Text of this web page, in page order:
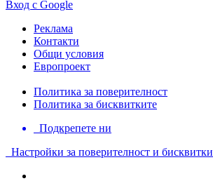
Вход с Google
Реклама
Контакти
Общи условия
Европроект
Политика за поверителност
Политика за бисквитките
Подкрепете ни
Настройки за поверителност и бисквитки